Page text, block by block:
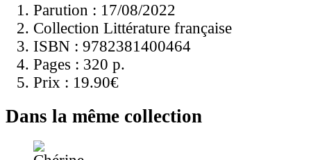
Parution : 17/08/2022
Collection Littérature française
ISBN : 9782381400464
Pages : 320 p.
Prix : 19.90€
Dans la même collection